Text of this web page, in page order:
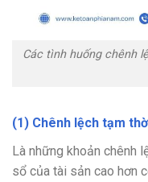
Các tình huống chênh
(1) Chênh lệch tạm
Là những khoản chênh
sổ của tài sản cao hơn